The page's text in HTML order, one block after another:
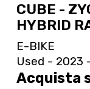
CUBE -
HYBRID
E-BIKE
Used - 2023
Acquista